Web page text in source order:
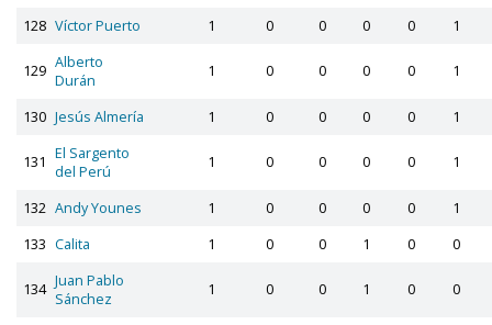
128 Víctor Puerto 1 0 0 0 0 1
129 Alberto
Durán
1 0 0 0 0 1
130 Jesús Almería 1 0 0 0 0 1
131 El Sargento
del Perú
1 0 0 0 0 1
132 Andy Younes 1 0 0 0 0
1
133 Calita 1 0 0 1 0 0
134 Juan Pablo
Sánchez
1 0 0 1 0 0